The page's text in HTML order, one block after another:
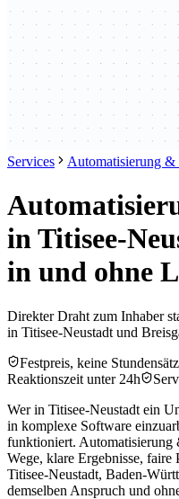
Services Automatisierung
in Titisee-
in und ohne
Direkter Draht zum Inhaber
in Titisee-Neustadt und
Festpreis, keine
Reaktionszeit unter 24h
Wer in Titisee-Neustadt ein
in komplexe Software
funktioniert. Automatisierung
Wege, klare Ergebnisse,
Titisee-Neustadt, Baden-
demselben Anspruch und